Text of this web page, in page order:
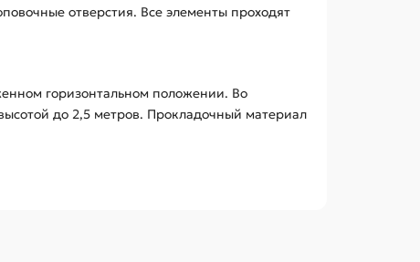
отверстия. Все элементы проходят
горизонтальном положении. Во
до 2,5 метров. Прокладочный материал